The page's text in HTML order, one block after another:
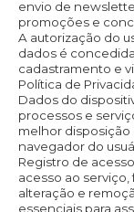
envio de
promoções e
A autorização do
dados é
cadastramento e
Política de
Dados do
processos e
melhor disposição
navegador do
Registro de
acesso ao
alteração e
essenciais para